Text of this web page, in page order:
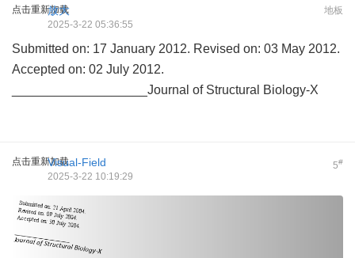
点击重新加载 地板
放大
2025-3-22 05:36:55
Submitted on: 17 January 2012. Revised on: 03 May 2012.
Accepted on: 02 July 2012.
___________________Journal of Structural Biology-X
点击重新加载 5#
Visual-Field
2025-3-22 10:19:29